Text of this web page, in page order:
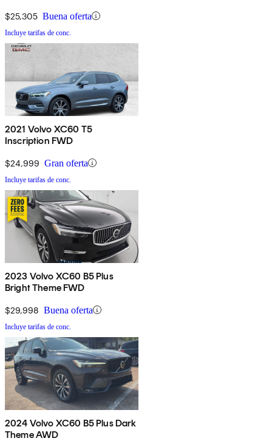
$25,305 Buena oferta
Incluye tarifas de conc.
2021 Volvo XC60 T5
Inscription FWD
$24,999 Gran oferta
Incluye tarifas de conc.
2023 Volvo XC60 B5 Plus
Bright Theme FWD
$29,998 Buena oferta
Incluye tarifas de conc.
2024 Volvo XC60 B5 Plus Dark
Theme AWD